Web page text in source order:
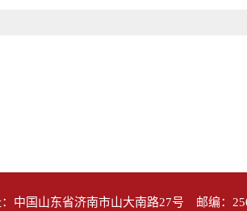
中国山东省济南市山大南路27号 邮编：